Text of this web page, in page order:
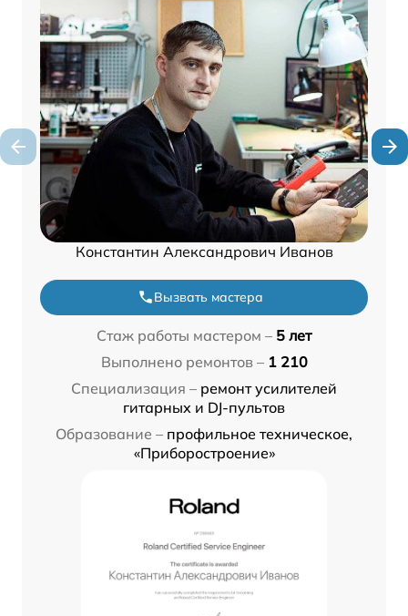
Константин Александрович Иванов
Вызвать мастера
Стаж работы мастером – 5 лет
Выполнено ремонтов – 1 210
Специализация – ремонт усилителей
гитарных и DJ-пультов
Образование – профильное техническое,
«Приборостроение»